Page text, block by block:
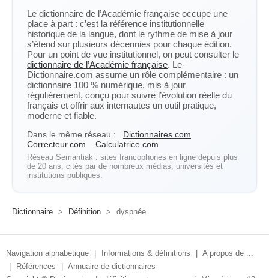
Le dictionnaire de l’Académie française occupe une
place à part : c’est la référence institutionnelle
historique de la langue, dont le rythme de mise à jour
s’étend sur plusieurs décennies pour chaque édition.
Pour un point de vue institutionnel, on peut consulter le
dictionnaire de l’Académie française. Le-
Dictionnaire.com assume un rôle complémentaire : un
dictionnaire 100 % numérique, mis à jour
régulièrement, conçu pour suivre l’évolution réelle du
français et offrir aux internautes un outil pratique,
moderne et fiable.
Dans le même réseau :
Dictionnaires.com
Correcteur.com
Calculatrice.com
Réseau Semantiak : sites francophones en ligne depuis plus
de 20 ans, cités par de nombreux médias, universités et
institutions publiques.
Dictionnaire > Définition > dyspnée
Navigation alphabétique Informations & définitions
A propos de ...
Références
Annuaire de dictionnaires